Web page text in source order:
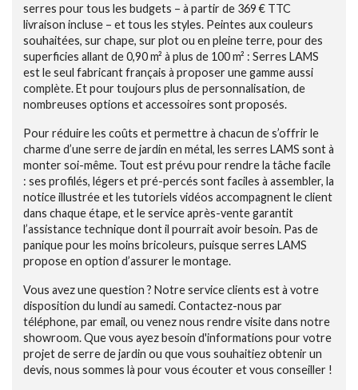
serres pour tous les budgets – à partir de 369 € TTC
livraison incluse – et tous les styles. Peintes aux couleurs
souhaitées, sur chape, sur plot ou en pleine terre, pour des
superficies allant de 0,90 m² à plus de 100 m² : Serres LAMS
est le seul fabricant français à proposer une gamme aussi
complète. Et pour toujours plus de personnalisation, de
nombreuses options et accessoires sont proposés.
Pour réduire les coûts et permettre à chacun de s’offrir le
charme d’une serre de jardin en métal, les serres LAMS sont à
monter soi-même. Tout est prévu pour rendre la tâche facile
: ses profilés, légers et pré-percés sont faciles à assembler, la
notice illustrée et les tutoriels vidéos accompagnent le client
dans chaque étape, et le service après-vente garantit
l’assistance technique dont il pourrait avoir besoin. Pas de
panique pour les moins bricoleurs, puisque serres LAMS
propose en option d’assurer le montage.
Vous avez une question ? Notre service clients est à votre
disposition du lundi au samedi. Contactez-nous par
téléphone, par email, ou venez nous rendre visite dans notre
showroom. Que vous ayez besoin d'informations pour votre
projet de serre de jardin ou que vous souhaitiez obtenir un
devis, nous sommes là pour vous écouter et vous conseiller !